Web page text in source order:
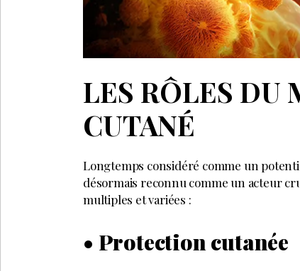
LES RÔLES DU
CUTANÉ
Longtemps considéré comme un
désormais reconnu comme un acteur
multiples et variées :
• Protection cutanée